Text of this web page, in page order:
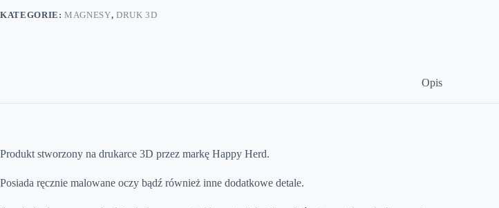
KATEGORIE:MAGNESY,DRUK 3D
Opis
Produkt stworzony na drukarce 3D przez markę Happy Herd.
Posiada ręcznie malowane oczy bądź również inne dodatkowe detale.